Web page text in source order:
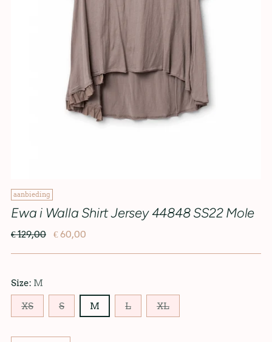
aanbieding
Ewa i Walla Shirt Jersey 44848 SS22 Mole
€ 129,00 € 60,00
Size: M
XS
S M L XL